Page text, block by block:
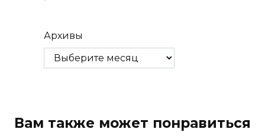
Архивы
Вам также может понравиться